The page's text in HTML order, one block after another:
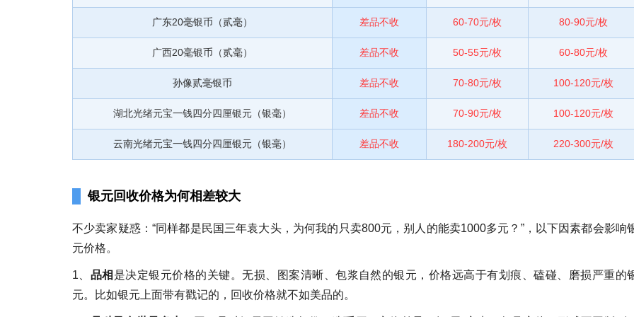
广东20毫银币（贰毫） 差品不收 60-70元/枚 80-90元/枚
广西20毫银币（贰毫） 差品不收 50-55元/枚 60-80元/枚
孙像贰毫银币 差品不收 70-80元/枚 100-120元/枚
湖北光绪元宝一钱四分四厘银元（银毫） 差品不收 70-90元/枚 100-120元/枚
云南光绪元宝一钱四分四厘银元（银毫） 差品不收 180-200元/枚 220-300元/枚
银元回收价格为何相差较大
不少卖家疑惑：“同样都是民国三年袁大头，为何我的只卖800元，别人的能卖1000多元？”，以下因素都会影响
元价格。
1、 品相 是决定银元价格的关键。无损、图案清晰、包浆自然的银元，价格远高于有划痕、磕碰、磨损严重的
元。比如银元上面带有戳记的，回收价格就不如美品的。